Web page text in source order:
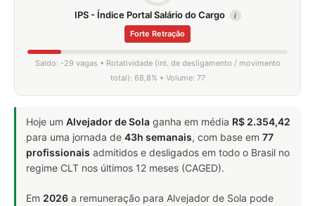
IPS - Índice Portal Salário do Cargo i
Forte Retração
Saldo: -29 vagas • Rotatividade (int. de desligamento / movimento
total): 68,8% • Volume: 77
Hoje um Alvejador de Sola ganha em média R$ 2.354,42
para uma jornada de 43h semanais, com base em 77
profissionais admitidos e desligados em todo o Brasil no
regime CLT nos últimos 12 meses (CAGED).
Em 2026 a remuneração para Alvejador de Sola pode